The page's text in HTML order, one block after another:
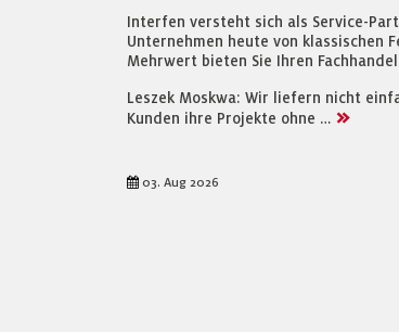
Interfen versteht sich als Service-
Unternehmen heute von klassischen
Mehrwert bieten Sie Ihren
Leszek Moskwa: Wir liefern nicht
Kunden ihre Projekte ohne … >>
03. Aug 2026